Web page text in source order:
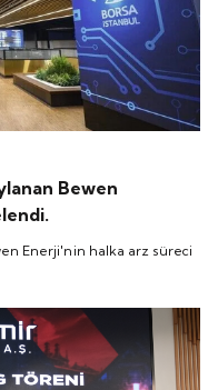
Bewen
Enerji'nin halka arz süreci